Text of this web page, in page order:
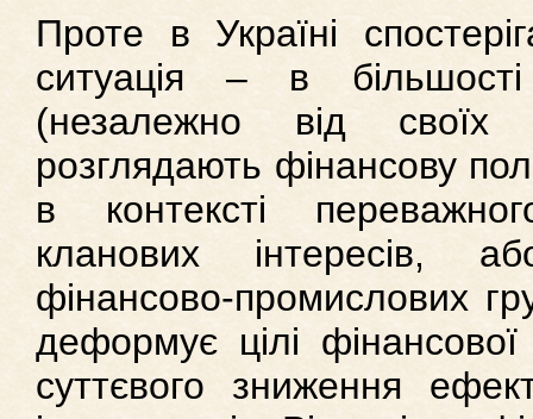
Проте в Україні
ситуація – в
(незалежно від своїх
розглядають фінансову
в контексті
кланових інтересів,
фінансово-промислових
деформує цілі
суттєвого зниження